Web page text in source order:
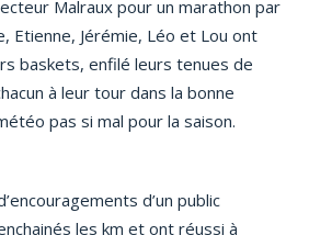
Malraux pour un marathon par
Etienne, Jérémie, Léo et Lou ont
baskets, enfilé leurs tenues de
à leur tour dans la bonne
pas si mal pour la saison.
d’un public
les km et ont réussi à